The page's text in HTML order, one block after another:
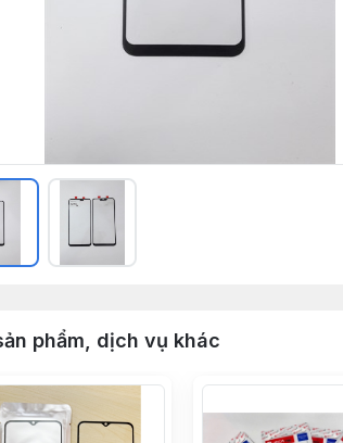
phẩm, dịch vụ khác